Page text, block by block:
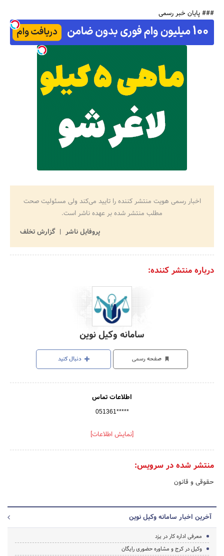
### پایان خبر رسمی
اخبار رسمی هویت منتشر کننده را تایید می‌کند ولی مسئولیت صحت
مطلب منتشر شده بر عهده ناشر است.
پروفایل ناشر
گزارش تخلف
درباره منتشر کننده:
سامانه وکیل نوین
صفحه رسمی دنبال کنید
اطلاعات تماس
051361*****
[نمایش اطلاعات]
منتشر شده در سرویس:
حقوقی و قانون
آخرین اخبار سامانه وکیل نوین
معرفی اداره کار در یزد
وکیل در کرج و مشاوره حضوری رایگان